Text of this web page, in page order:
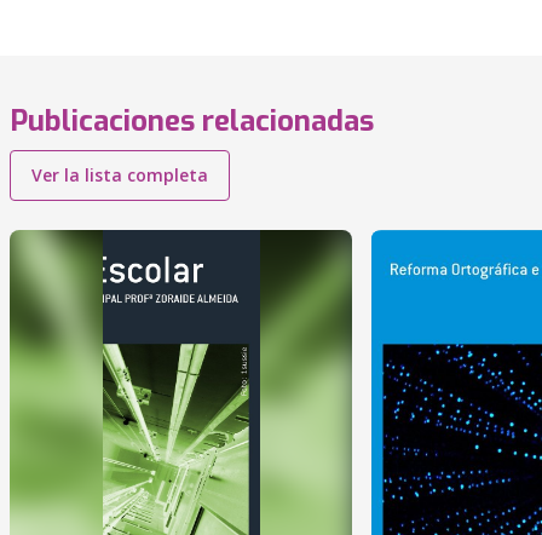
Publicaciones relacionadas
Ver la lista completa